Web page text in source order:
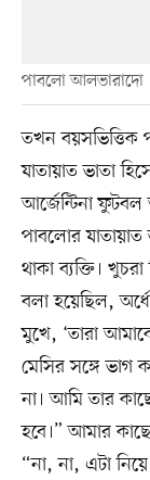
পাবলো আলভারাদো
তখন বয়সভিত্তিক
যাতায়াত ভাতা
আর্জেন্টিনা
পাবলোর যাতায়াত
থাকা ব্যক্তি।
বলা হয়েছিল,
মুখে, ‘তারা
মেসির সঙ্গে ভাগ
না। আমি তার
হবে।” আমার
“না, না, এটা